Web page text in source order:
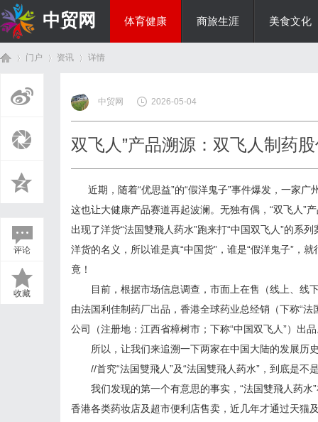
中贸网 体育健康 商旅生涯 美食文化
门户 资讯
›
详情
评论
收藏
中贸网 2026-05-04
双飞人”产品溯源：双飞人制药
近期，随着“优思益”的“假洋鬼子”事件爆发，一家广
这也让大健康产品赛道再起波澜。无独有偶，“双飞人”
出现了洋货“法国雙飛人药水”跑来打“中国双飞人”的系
洋货的名义，所以谁是真“中国货”，谁是“假洋鬼子”，
竟！
目前，根据市场信息调查，市面上在售（线上、线下
由法国利佳制药厂出品，香港全球药业总经销（下称“
公司（注册地：江西省樟树市；下称“中国双飞人”）出
所以，让我们来追溯一下两家在中国大陆的发展历史
//首究“法国雙飛人”及“法国雙飛人药水”，到底是不
我们发现的第一个有意思的事实，“法国雙飛人药水
香港各类药妆店及超市便利店售卖，近几年才通过天猫